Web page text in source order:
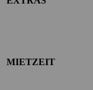
MIETZEIT